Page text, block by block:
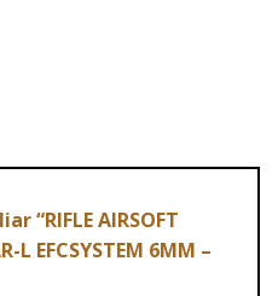
“RIFLE AIRSOFT
L EFCSYSTEM 6MM –